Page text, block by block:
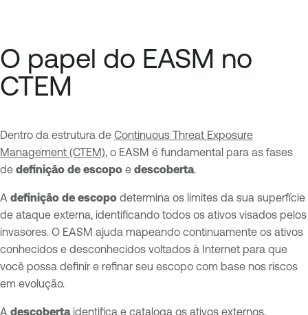
O papel do EASM no
CTEM
Dentro da estrutura de Continuous Threat Exposure
Management (CTEM), o EASM é fundamental para as fases
de definição de escopo e descoberta.
A definição de escopo determina os limites da sua superfície
de ataque externa, identificando todos os ativos visados pelos
invasores. O EASM ajuda mapeando continuamente os ativos
conhecidos e desconhecidos voltados à Internet para que
você possa definir e refinar seu escopo com base nos riscos
em evolução.
A descoberta identifica e cataloga os ativos externos,